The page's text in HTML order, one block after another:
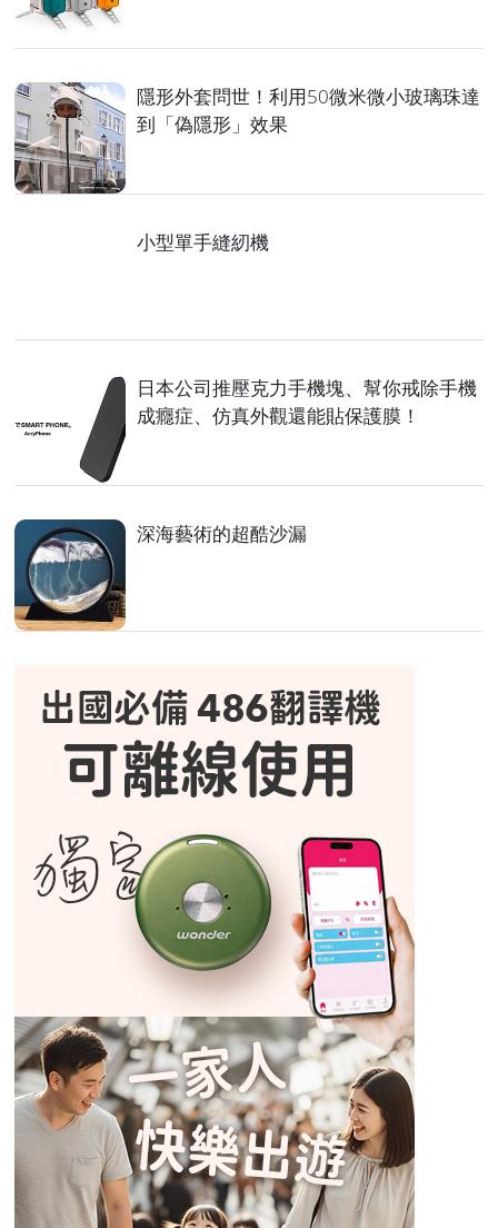
隱形外套問世！利用50微米微小玻璃珠達
到「偽隱形」效果
小型單手縫紉機
日本公司推壓克力手機塊、幫你戒除手機
成癮症、仿真外觀還能貼保護膜！
深海藝術的超酷沙漏